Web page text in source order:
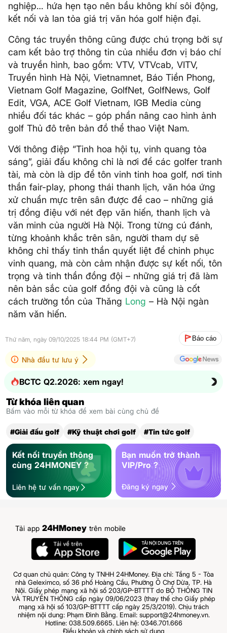
nghiệp… hứa hẹn tạo nên bầu không khí sôi động,
kết nối và lan tỏa giá trị văn hóa golf hiện đại.
Công tác truyền thông cũng được chú trọng bởi sự
cam kết bảo trợ thông tin của nhiều đơn vị báo chí
và truyền hình, bao gồm: VTV, VTVcab, VITV,
Truyền hình Hà Nội, Vietnamnet, Báo Tiền Phong,
Vietnam Golf Magazine, GolfNet, GolfNews, Golf
Edit, VGA, ACE Golf Vietnam, IGB Media cùng
nhiều đối tác khác – góp phần nâng cao hình ảnh
golf Thủ đô trên bản đồ thể thao Việt Nam.
Với thông điệp “Tinh hoa hội tụ, vinh quang tỏa
sáng”, giải đấu không chỉ là nơi để các golfer tranh
tài, mà còn là dịp để tôn vinh tinh hoa golf, nơi tinh
thần fair-play, phong thái thanh lịch, văn hóa ứng
xử chuẩn mực trên sân được đề cao – những giá
trị đồng điệu với nét đẹp văn hiến, thanh lịch và
văn minh của người Hà Nội. Trong từng cú đánh,
từng khoảnh khắc trên sân, người tham dự sẽ
không chỉ thấy tinh thần quyết liệt để chinh phục
vinh quang, mà còn cảm nhận được sự kết nối, tôn
trọng và tinh thần đồng đội – những giá trị đã làm
nên bản sắc của golf đồng đội và cũng là cốt
cách trường tồn của Thăng Long – Hà Nội ngàn
năm văn hiến.
Thứ năm, ngày 09/10/2025 18:44 PM (GMT+7) Báo cáo
Nhà đầu tư lưu ý
BCTC Q2.2026: xem ngay!
Từ khóa liên quan
Bấm vào mỗi từ khóa để xem bài cùng chủ đề
#Giải đấu golf #Kỹ thuật chơi golf #Tin tức golf
Kết nối truyền thông
cùng 24HMONEY ?
Liên hệ tư vấn ngay
Bạn muốn trở thành
VIP/Pro ?
Đăng ký ngay
Tải app 24HMoney trên mobile
Cơ quan chủ quản: Công ty TNHH 24HMoney. Địa chỉ: Tầng 5 - Tòa
nhà Geleximco, số 36 phố Hoàng Cầu, Phường Ô Chợ Dừa, TP. Hà
Nội. Giấy phép mạng xã hội số 203/GP-BTTTT do BỘ THÔNG TIN
VÀ TRUYỀN THÔNG cấp ngày 09/06/2023 (thay thế cho Giấy phép
mạng xã hội số 103/GP-BTTTT cấp ngày 25/3/2019). Chịu trách
nhiệm nội dung: Phạm Đình Bằng. Email: support@24hmoney.vn.
Hotline: 038.509.6665. Liên hệ: 0346.701.666
Điều khoản và chính sách sử dụng